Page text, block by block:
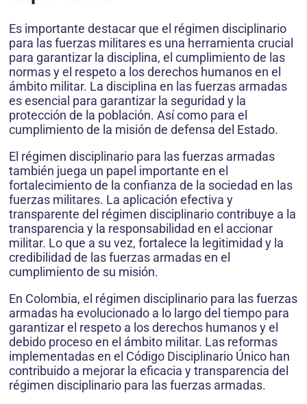
Es importante destacar que el régimen disciplinario
para las fuerzas militares es una herramienta crucial
para garantizar la disciplina, el cumplimiento de las
normas y el respeto a los derechos humanos en el
ámbito militar. La disciplina en las fuerzas armadas
es esencial para garantizar la seguridad y la
protección de la población. Así como para el
cumplimiento de la misión de defensa del Estado.
El régimen disciplinario para las fuerzas armadas
también juega un papel importante en el
fortalecimiento de la confianza de la sociedad en las
fuerzas militares. La aplicación efectiva y
transparente del régimen disciplinario contribuye a la
transparencia y la responsabilidad en el accionar
militar. Lo que a su vez, fortalece la legitimidad y la
credibilidad de las fuerzas armadas en el
cumplimiento de su misión.
En Colombia, el régimen disciplinario para las fuerzas
armadas ha evolucionado a lo largo del tiempo para
garantizar el respeto a los derechos humanos y el
debido proceso en el ámbito militar. Las reformas
implementadas en el Código Disciplinario Único han
contribuido a mejorar la eficacia y transparencia del
régimen disciplinario para las fuerzas armadas.